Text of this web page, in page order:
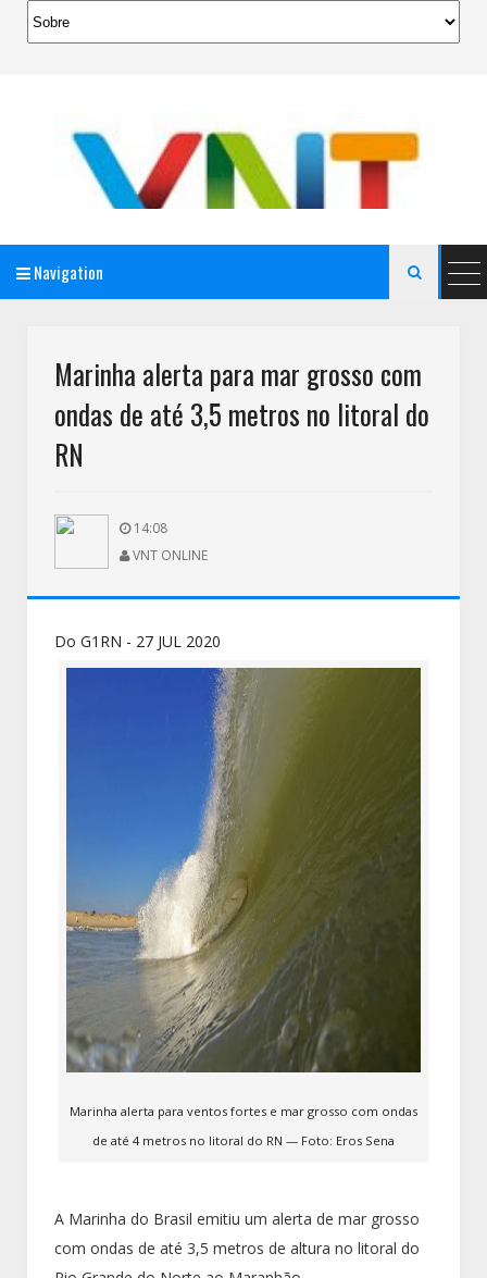
Navigation 
Marinha alerta para mar grosso com
ondas de até 3,5 metros no litoral do
RN
14:08
VNT ONLINE
Do G1RN - 27 JUL 2020
Marinha alerta para ventos fortes e mar grosso com ondas
de até 4 metros no litoral do RN — Foto: Eros Sena
A Marinha do Brasil emitiu um alerta de mar grosso
com ondas de até 3,5 metros de altura no litoral do